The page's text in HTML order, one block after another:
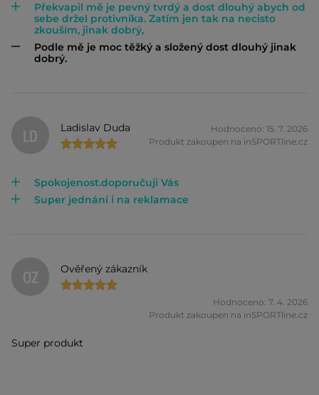
Překvapil mě je pevný tvrdý a dost dlouhý abych od
sebe držel protivníka. Zatím jen tak na necisto
zkouším, jinak dobrý,
Podle mě je moc těžký a složený dost dlouhý jinak
dobrý.
LD Ladislav Duda
Hodnoceno: 15. 7. 2026
Produkt zakoupen na inSPORTline.cz
Spokojenost.doporučuji Vás
Super jednání i na reklamace
OZ Ověřený zákazník
Hodnoceno: 7. 4. 2026
Produkt zakoupen na inSPORTline.cz
Super produkt